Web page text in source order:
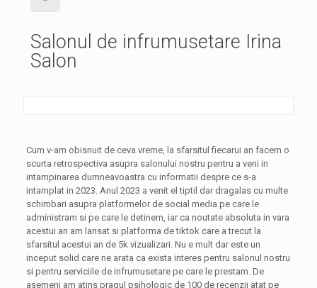
Salonul de infrumusetare Irina
Salon
Cum v-am obisnuit de ceva vreme, la sfarsitul fiecarui an facem o
scurta retrospectiva asupra salonului nostru pentru a veni in
intampinarea dumneavoastra cu informatii despre ce s-a
intamplat in 2023. Anul 2023 a venit el tiptil dar dragalas cu multe
schimbari asupra platformelor de social media pe care le
administram si pe care le detinem, iar ca noutate absoluta in vara
acestui an am lansat si platforma de tiktok care a trecut la
sfarsitul acestui an de 5k vizualizari. Nu e mult dar este un
inceput solid care ne arata ca exista interes pentru salonul nostru
si pentru serviciile de infrumusetare pe care le prestam. De
asemeni am atins pragul psihologic de 100 de recenzii atat pe